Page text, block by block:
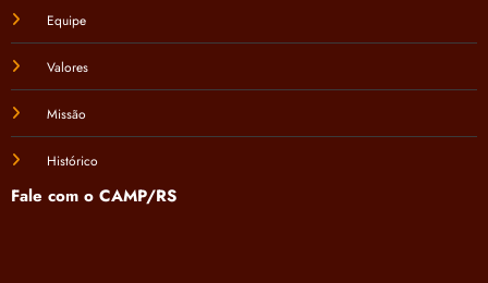
Equipe
Valores
Missão
Histórico
Fale com o CAMP/RS